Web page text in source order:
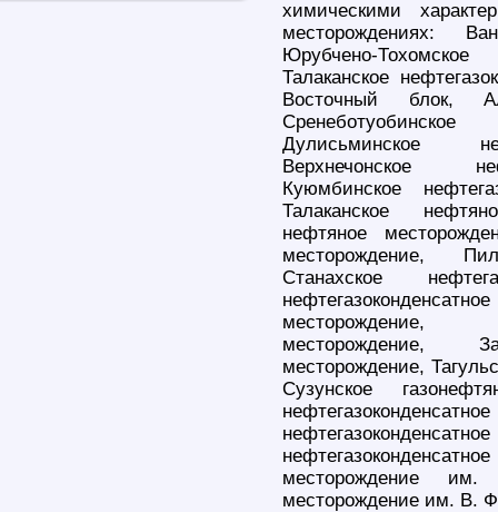
химическими
месторождениях:
Юрубчено-Тохомское
Талаканское
Восточный блок,
Сренеботуобинское
Дулисьминское
Верхнечонское
Куюмбинское
Талаканское
нефтяное
месторождение,
Станахское
месторождение,
месторождение,
месторождение,
Сузунское
месторождение им.
месторождение им. В.